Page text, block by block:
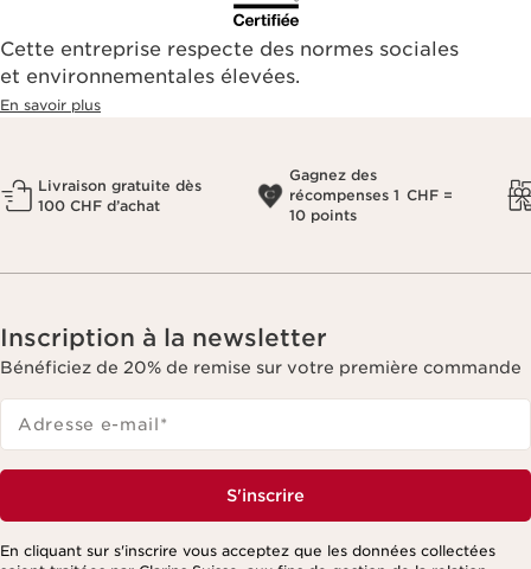
Cette entreprise respecte des normes sociales
et environnementales élevées.
En savoir plus
Livraison gratuite dès
100 CHF d’achat
Gagnez des
récompenses 1 CHF =
10 points
Inscription à la newsletter
Bénéficiez de 20% de remise sur votre première commande
Adresse e-mail*
S'inscrire
En cliquant sur s'inscrire vous acceptez que les données collectées